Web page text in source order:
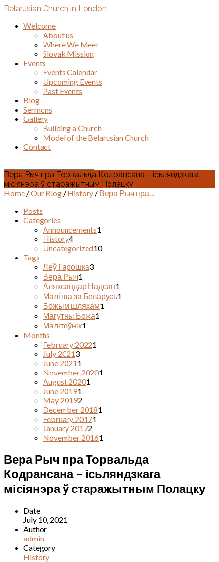
Belarusian Church in London
Welcome
About us
Where We Meet
Slovak Mission
Events
Events Calendar
Upcoming Events
Past Events
Blog
Sermons
Gallery
Building a Church
Model of the Belarusian Church
Contact
Search
Вера Рыч пра Торвальда Кодрансана – ісьляндзкага
місіянэра ў старажытным Полацку
Home /Our Blog / History / Вера Рыч пра…
Posts
Categories
Announcements1
History4
Uncategorized10
Tags
Леў Гарошка3
Вера Рыч1
Аляксандар Надсан1
Малітва за Беларусь1
Божым шляхам1
Магутны Божа1
Малітоўнік1
Months
February 20221
July 20213
June 20211
November 20201
August 20201
June 20191
May 20192
December 20181
February 20171
January 20172
November 20161
Вера Рыч пра Торвальда
Кодрансана – ісьляндзкага
місіянэра ў старажытным Полацку
Date
July 10, 2021
Author
admin
Category
History